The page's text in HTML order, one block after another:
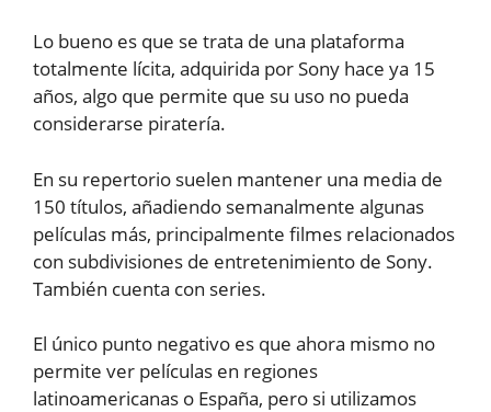
Lo bueno es que se trata de una plataforma
totalmente lícita, adquirida por Sony hace ya 15
años, algo que permite que su uso no pueda
considerarse piratería.
En su repertorio suelen mantener una media de
150 títulos, añadiendo semanalmente algunas
películas más, principalmente filmes relacionados
con subdivisiones de entretenimiento de Sony.
También cuenta con series.
El único punto negativo es que ahora mismo no
permite ver películas en regiones
latinoamericanas o España, pero si utilizamos